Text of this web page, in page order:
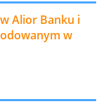
Alior Banku i
w